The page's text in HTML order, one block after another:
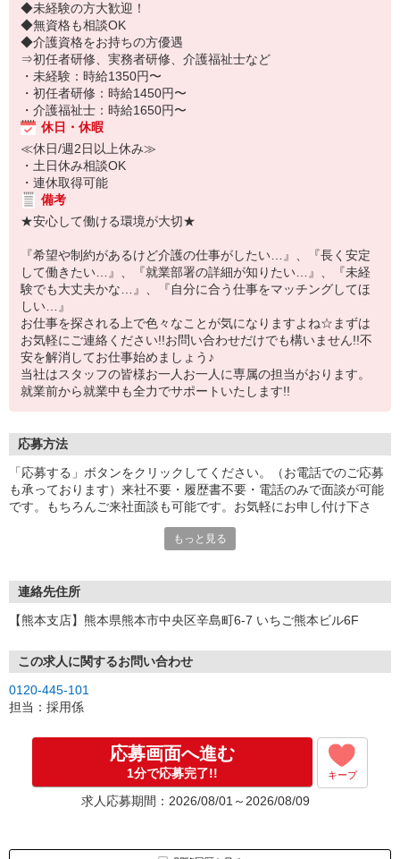
◆未経験の方大歓迎！
◆無資格も相談OK
◆介護資格をお持ちの方優遇
⇒初任者研修、実務者研修、介護福祉士など
・未経験：時給1350円〜
・初任者研修：時給1450円〜
・介護福祉士：時給1650円〜
休日・休暇
≪休日/週2日以上休み≫
・土日休み相談OK
・連休取得可能
備考
★安心して働ける環境が大切★
『希望や制約があるけど介護の仕事がしたい…』、『長く安定
して働きたい…』、『就業部署の詳細が知りたい…』、『未経
験でも大丈夫かな…』、『自分に合う仕事をマッチングしてほ
しい…』
お仕事を探される上で色々なことが気になりますよね☆まずは
お気軽にご連絡ください!!お問い合わせだけでも構いません!!不
安を解消してお仕事始めましょう♪
当社はスタッフの皆様お一人お一人に専属の担当がおります。
就業前から就業中も全力でサポートいたします!!
応募方法
「応募する」ボタンをクリックしてください。（お電話でのご応募
も承っております）来社不要・履歴書不要・電話のみで面談が可能
です。もちろんご来社面談も可能です。お気軽にお申し付け下さ
もっと見る
連絡先住所
【熊本支店】熊本県熊本市中央区辛島町6-7 いちご熊本ビル6F
この求人に関するお問い合わせ
0120-445-101
担当：採用係
応募画面へ進む
1分で応募完了!! キープ
求人応募期間：2026/08/01～2026/08/09